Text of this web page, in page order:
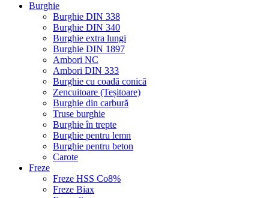
Burghie
Burghie DIN 338
Burghie DIN 340
Burghie extra lungi
Burghie DIN 1897
Ambori NC
Ambori DIN 333
Burghie cu coadă conică
Zencuitoare (Teșitoare)
Burghie din carbură
Truse burghie
Burghie în trepte
Burghie pentru lemn
Burghie pentru beton
Carote
Freze
Freze HSS Co8%
Freze Biax